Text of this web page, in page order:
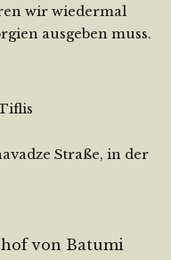
wir wiedermal
ausgeben muss.
Straße, in der
von Batumi